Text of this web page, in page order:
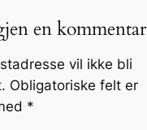
en kommentar
vil ikke bli
Obligatoriske felt er
*